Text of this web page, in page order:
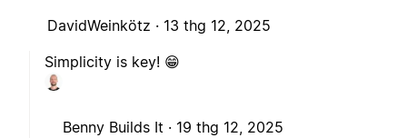
DavidWeinkötz · 13 thg 12, 2025
Simplicity is key! 😁
Benny Builds It · 19 thg 12, 2025